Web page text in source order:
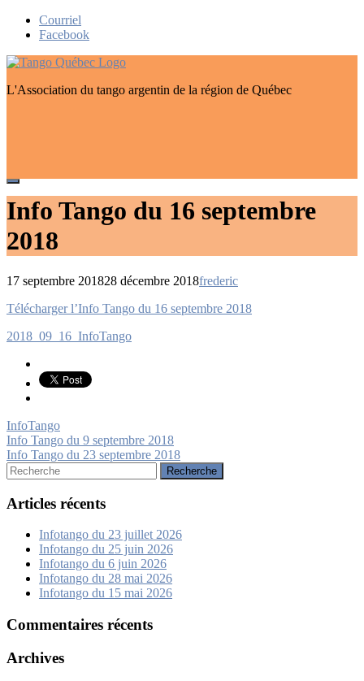
Skip
Courriel
Facebook
L'Association du tango argentin de la région de Québec
Info Tango du 16 septembre
2018
17 septembre 201828 décembre 2018frederic
Navigation
de
l’article
Télécharger l’Info Tango du 16 septembre 2018
2018_09_16_InfoTango
InfoTango
Navigation
de
l’article
Info Tango du 9 septembre 2018
Info Tango du 23 septembre 2018
Rechercher:
Articles récents
Infotango du 23 juillet 2026
Infotango du 25 juin 2026
Infotango du 6 juin 2026
Infotango du 28 mai 2026
Infotango du 15 mai 2026
Commentaires récents
Archives